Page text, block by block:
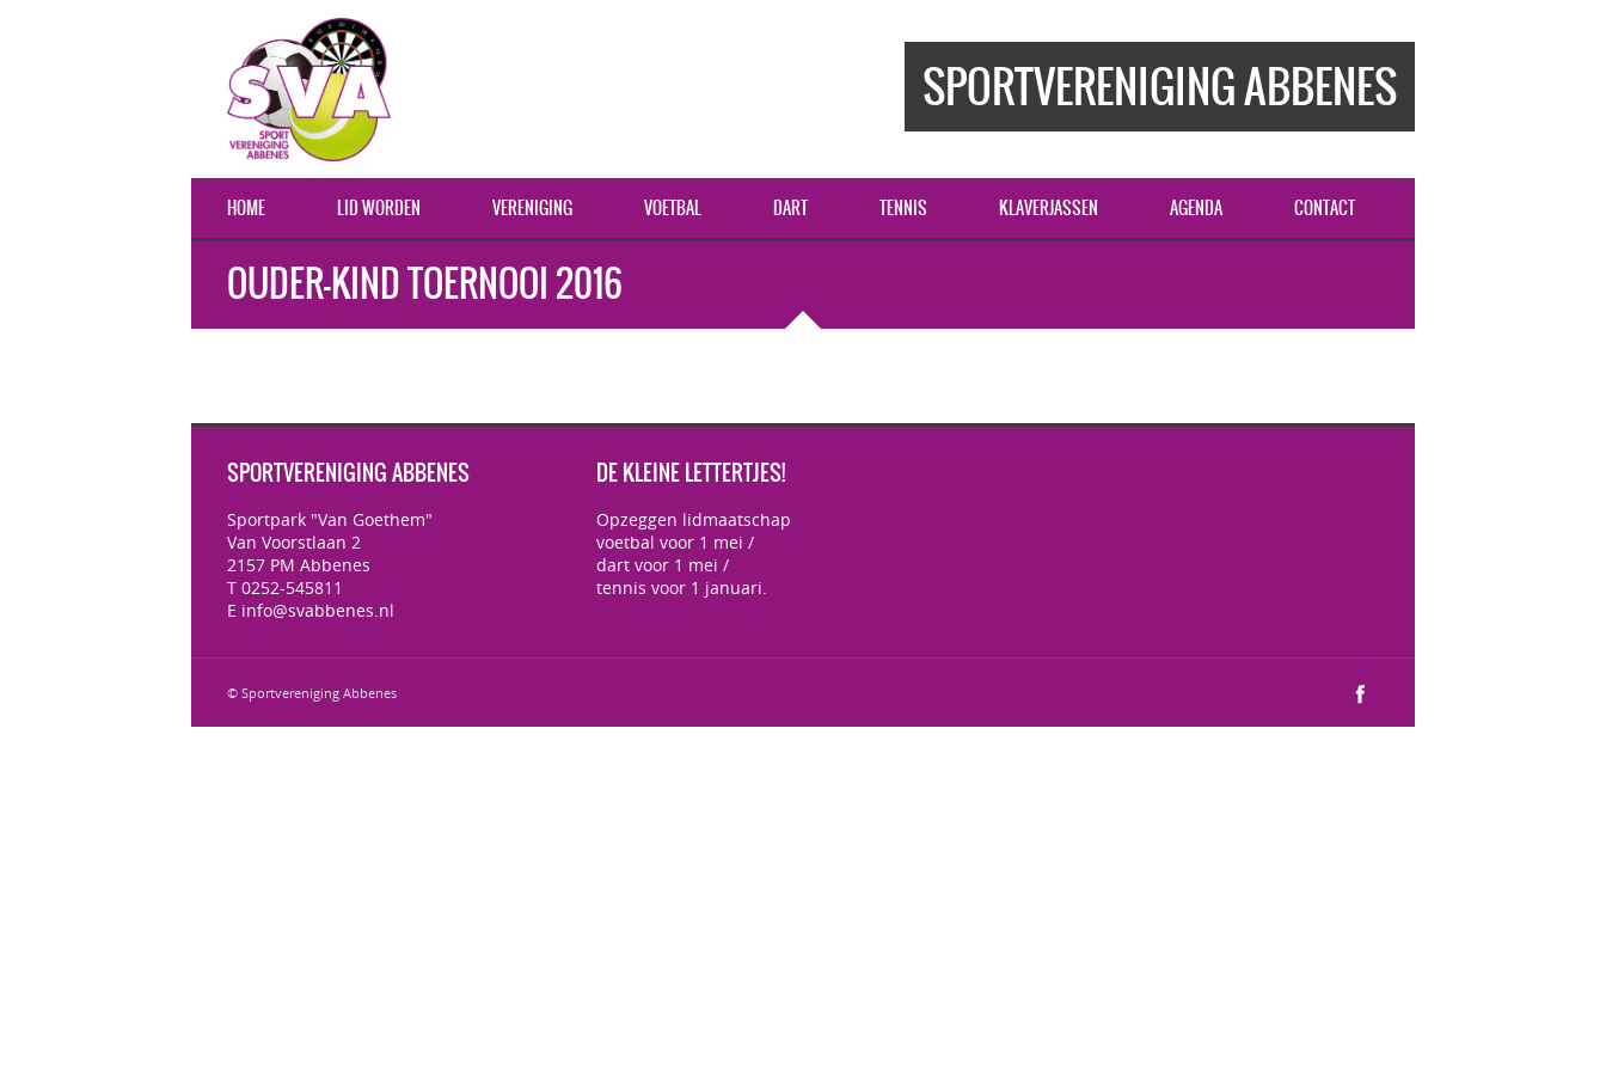
SPORTVERENIGING ABBENES
HOME LID WORDEN VERENIGING VOETBAL DART TENNIS KLAVERJASSEN AGENDA CONTACT
OUDER-KIND TOERNOOI 2016
SPORTVERENIGING ABBENES
Sportpark "Van Goethem"
Van Voorstlaan 2
2157 PM Abbenes
T 0252-545811
E info@svabbenes.nl
DE KLEINE LETTERTJES!
Opzeggen lidmaatschap
voetbal voor 1 mei /
dart voor 1 mei /
tennis voor 1 januari.
© Sportvereniging Abbenes